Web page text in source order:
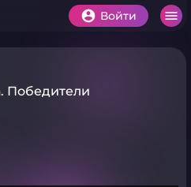
Войти
Победители